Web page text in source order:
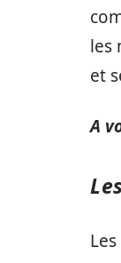
les
et
A